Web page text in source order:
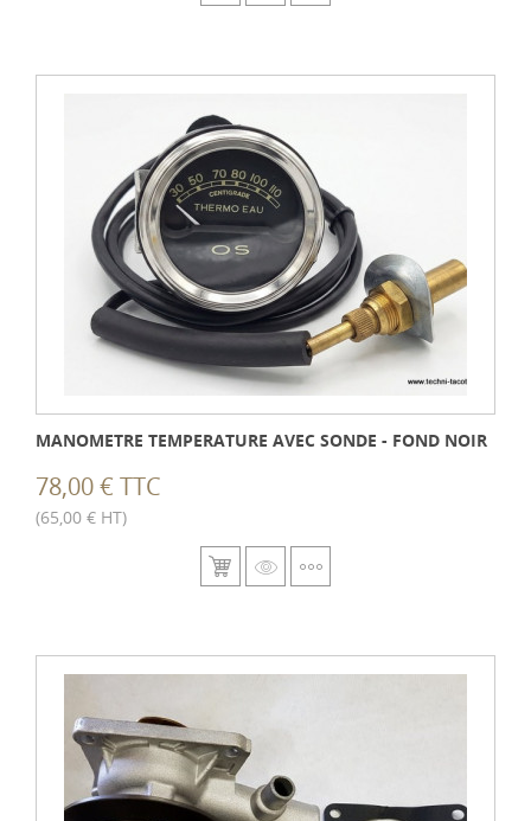
MANOMETRE TEMPERATURE AVEC SONDE - FOND NOIR
78,00 € TTC
(65,00 € HT)